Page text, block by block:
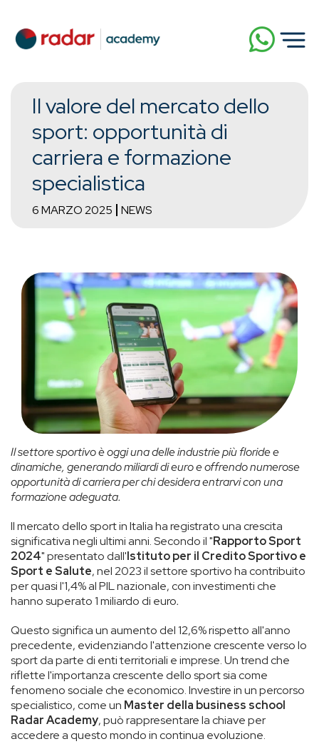
Il valore del mercato dello
sport: opportunità di
carriera e formazione
specialistica
6 MARZO 2025 NEWS
Il settore sportivo è oggi una delle industrie più floride e
dinamiche, generando miliardi di euro e offrendo numerose
opportunità di carriera per chi desidera entrarvi con una
formazione adeguata.
Il mercato dello sport in Italia ha registrato una crescita
significativa negli ultimi anni. Secondo il "Rapporto Sport
2024" presentato dall'Istituto per il Credito Sportivo e
Sport e Salute, nel 2023 il settore sportivo ha contribuito
per quasi l'1,4% al PIL nazionale, con investimenti che
hanno superato 1 miliardo di euro.
Questo significa un aumento del 12,6% rispetto all'anno
precedente, evidenziando l'attenzione crescente verso lo
sport da parte di enti territoriali e imprese. Un trend che
riflette l'importanza crescente dello sport sia come
fenomeno sociale che economico. Investire in un percorso
specialistico, come un Master della business school
Radar Academy, può rappresentare la chiave per
accedere a questo mondo in continua evoluzione.